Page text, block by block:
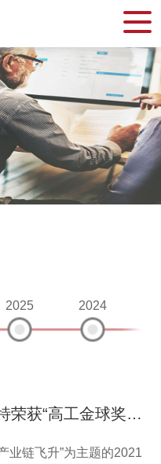
2025 2024
高瞻远瞩 飞升跃进，埃夫特荣获“高工金球奖年度产品”
业链飞升”为主题的2021